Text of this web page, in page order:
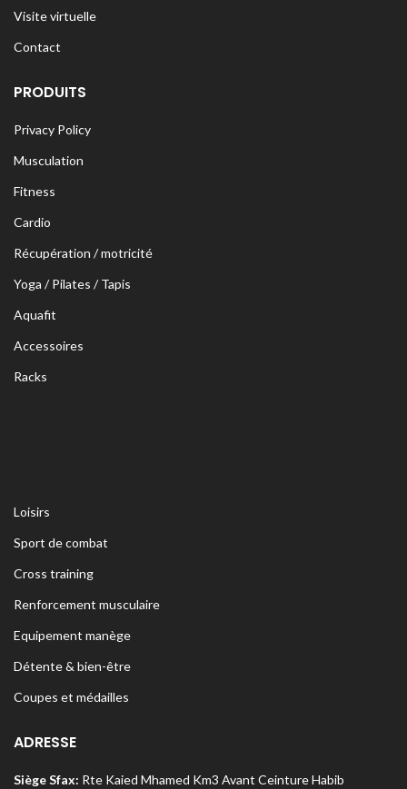
Visite virtuelle
Contact
PRODUITS
Privacy Policy
Musculation
Fitness
Cardio
Récupération / motricité
Yoga / Pilates / Tapis
Aquafit
Accessoires
Racks
Loisirs
Sport de combat
Cross training
Renforcement musculaire
Equipement manège
Détente & bien-être
Coupes et médailles
ADRESSE
Siège Sfax: Rte Kaied Mhamed Km3 Avant Ceinture Habib